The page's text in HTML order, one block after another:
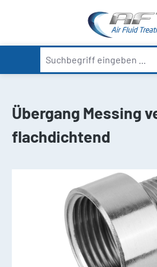
Übergang Messing
flachdichtend
Bildergalerie überspringen